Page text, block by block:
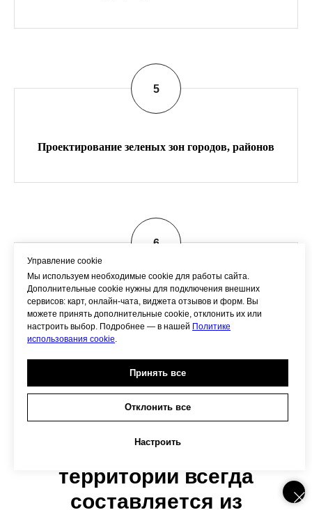
Проектирование зеленых зон городов, районов
Предоставление различных архитектурных
услуг.
Проект благоустройства
территории всегда
составляется из
Управление cookie
Мы используем необходимые cookie для работы сайта.
Дополнительные cookie нужны для подключения внешних
сервисов: карт, онлайн-чата, виджета отзывов и форм. Вы
можете принять дополнительные cookie, отклонить их или
настроить выбор. Подробнее — в нашей Политике
использования cookie
Принять все
Отклонить все
Настроить